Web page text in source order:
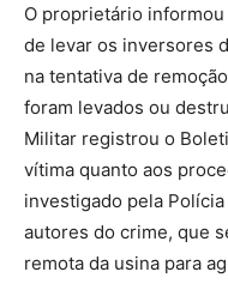
O proprietário
de levar os inversores
na tentativa de
foram levados ou
Militar registrou o
vítima quanto aos
investigado pela
autores do crime, que
remota da usina para